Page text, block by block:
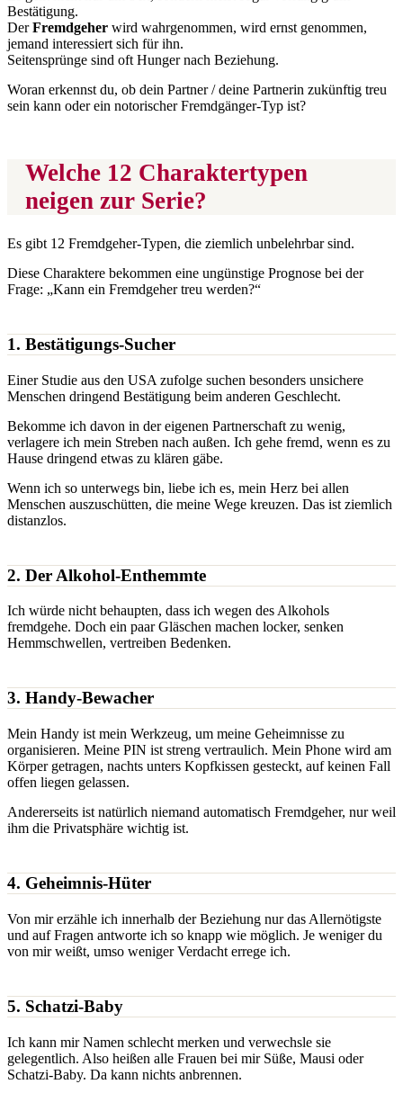
Bestätigung.
DerFremdgeher wird wahrgenommen, wird ernst genommen,
jemand interessiert sich für ihn.
Seitensprünge sind oft Hunger nach Beziehung.
Woran erkennst du, ob dein Partner / deine Partnerin zukünftig treu
sein kann oder ein notorischer Fremdgänger-Typ ist?
Welche 12 Charaktertypen
neigen zur Serie?
Es gibt 12 Fremdgeher-Typen, die ziemlich unbelehrbar sind.
Diese Charaktere bekommen eine ungünstige Prognose bei der
Frage: „Kann ein Fremdgeher treu werden?“
1. Bestätigungs-Sucher
Einer Studie aus den USA zufolge suchen besonders unsichere
Menschen dringend Bestätigung beim anderen Geschlecht.
Bekomme ich davon in der eigenen Partnerschaft zu wenig,
verlagere ich mein Streben nach außen. Ich gehe fremd, wenn es zu
Hause dringend etwas zu klären gäbe.
Wenn ich so unterwegs bin, liebe ich es, mein Herz bei allen
Menschen auszuschütten, die meine Wege kreuzen. Das ist ziemlich
distanzlos.
2. Der Alkohol-Enthemmte
Ich würde nicht behaupten, dass ich wegen des Alkohols
fremdgehe. Doch ein paar Gläschen machen locker, senken
Hemmschwellen, vertreiben Bedenken.
3. Handy-Bewacher
Mein Handy ist mein Werkzeug, um meine Geheimnisse zu
organisieren. Meine PIN ist streng vertraulich. Mein Phone wird am
Körper getragen, nachts unters Kopfkissen gesteckt, auf keinen Fall
offen liegen gelassen.
Andererseits ist natürlich niemand automatisch Fremdgeher, nur weil
ihm die Privatsphäre wichtig ist.
4. Geheimnis-Hüter
Von mir erzähle ich innerhalb der Beziehung nur das Allernötigste
und auf Fragen antworte ich so knapp wie möglich. Je weniger du
von mir weißt, umso weniger Verdacht errege ich.
5. Schatzi-Baby
Ich kann mir Namen schlecht merken und verwechsle sie
gelegentlich. Also heißen alle Frauen bei mir Süße, Mausi oder
Schatzi-Baby. Da kann nichts anbrennen.